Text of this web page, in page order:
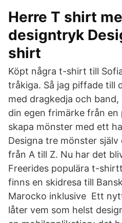
Herre T shirt
designtryk
shirt
Köpt några t-shirt till
tråkiga. Så jag piffade till
med dragkedja och
din egen frimärke från
skapa mönster med ett
Designa tre mönster
från A till Z. Nu har det
Freerides populära t-
finns en skidresa till
Marocko inklusive Ett
låter vem som helst